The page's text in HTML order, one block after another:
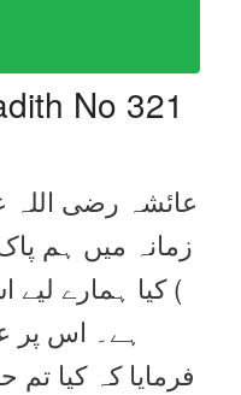
No 321
عائشہ رضی
زمانہ میں ہم
) کیا ہمارے لیے
ہے۔ اس پر
فرمایا کہ کیا